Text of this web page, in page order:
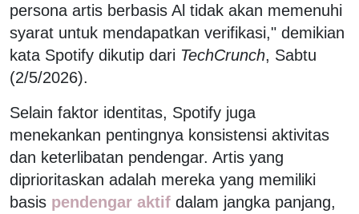
persona artis berbasis Al tidak akan memenuhi
syarat untuk mendapatkan verifikasi," demikian
kata Spotify dikutip dari TechCrunch, Sabtu
(2/5/2026).
Selain faktor identitas, Spotify juga
menekankan pentingnya konsistensi aktivitas
dan keterlibatan pendengar. Artis yang
diprioritaskan adalah mereka yang memiliki
basis pendengar aktif dalam jangka panjang,